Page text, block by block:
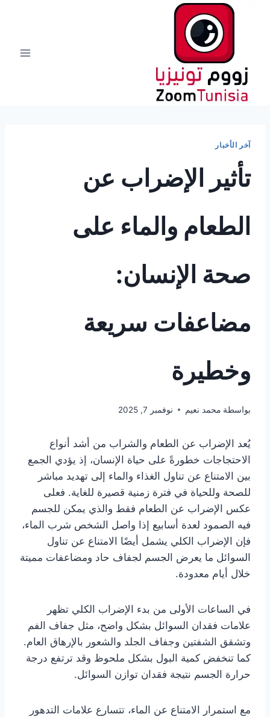
آخر الأخبار
تأثير الإضراب عن
الطعام والماء على
صحة الإنسان:
مضاعفات سريعة
وخطيرة
بواسطة محمد نعيم نوفمبر 7, 2025
يُعد الإضراب عن الطعام والشراب من أشد أنواع
الاحتجاجات خطورةً على حياة الإنسان، إذ يؤدي الجمع
بين الامتناع عن تناول الغذاء والماء إلى تهديد مباشر
للصحة وللحياة في فترة زمنية قصيرة للغاية. فعلى
عكس الإضراب عن الطعام فقط والذي يمكن للجسم
فيه الصمود لعدة أسابيع إذا واصل الشخص شرب الماء،
فإن الإضراب الكلي يشمل أيضًا الامتناع عن تناول
السوائل ما يعرض الجسم لجفاف حاد ومضاعفات مميتة
خلال أيام معدودة.
في الساعات الأولى من بدء الإضراب الكلي تظهر
علامات فقدان السوائل بشكل واضح، مثل جفاف الفم
وتشقق الشفتين وجفاف الجلد والشعور بالإرهاق العام.
كما تنخفض كمية البول بشكل ملحوظ وقد ترتفع درجة
حرارة الجسم نتيجة فقدان توازن السوائل.
مع استمرار الامتناع عن الماء، تتسارع علامات التدهور